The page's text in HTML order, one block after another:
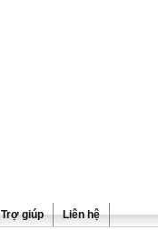
Trợ giúp Liên hệ